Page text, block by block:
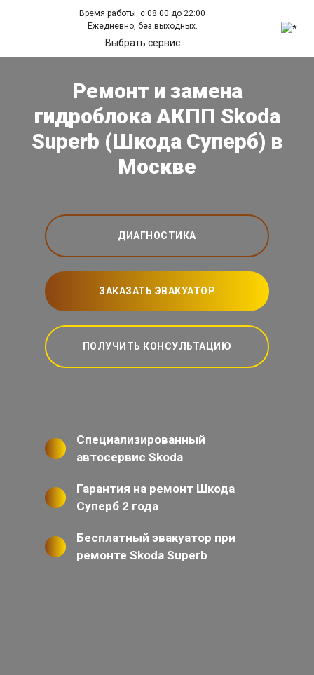
Время работы: с 08:00 до 22:00
Ежедневно, без выходных.
Выбрать сервис
Ремонт и замена
гидроблока АКПП Skoda
Superb (Шкода Суперб) в
Москве
ДИАГНОСТИКА
ЗАКАЗАТЬ ЭВАКУАТОР
ПОЛУЧИТЬ КОНСУЛЬТАЦИЮ
Специализированный
автосервис Skoda
Гарантия на ремонт Шкода
Суперб 2 года
Бесплатный эвакуатор при
ремонте Skoda Superb